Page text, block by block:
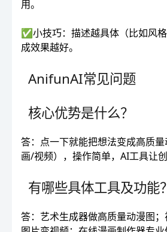
用。
✅小技巧：描述越具体（比如风
成效果越好。
AnifunAI常见问题
核心优势是什么？
答：点一下就能把想法变成高质
画/视频），操作简单，AI工具让创
有哪些具体工具及功能？
答：艺术生成器做高质量动漫图